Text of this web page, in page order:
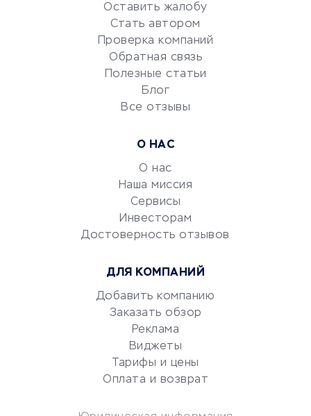
Красота и здоровье
Сервисы по поиску работы
Сетевой маркетинг
УСЛУГИ ДЛЯ БИЗНЕСА
документооборот
Консалтинговые компании
Аудиторские компании
Бухгалтерия онлайн
Оставить жалобу
Стать автором
Проверка компаний
Обратная связь
Полезные статьи
Блог
Все отзывы
О НАС
О нас
Наша миссия
Сервисы
Инвесторам
Достоверность отзывов
ДЛЯ КОМПАНИЙ
Добавить компанию
Заказать обзор
Реклама
Виджеты
Тарифы и цены
Оплата и возврат